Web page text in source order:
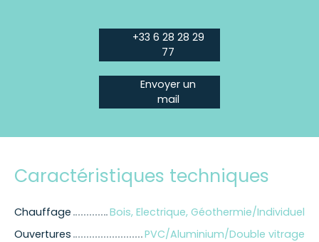
+33 6 28 28 29
77
Envoyer un
mail
Caractéristiques techniques
Chauffage
Bois, Electrique, Géothermie/Individuel
Ouvertures
PVC/Aluminium/Double vitrage